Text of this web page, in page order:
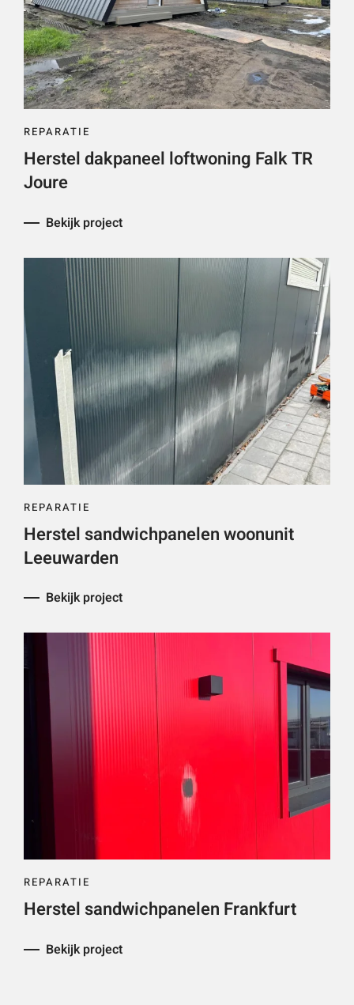
REPARATIE
Herstel dakpaneel loftwoning Falk TR
Joure
Bekijk project
REPARATIE
Herstel sandwichpanelen woonunit
Leeuwarden
Bekijk project
REPARATIE
Herstel sandwichpanelen Frankfurt
Bekijk project